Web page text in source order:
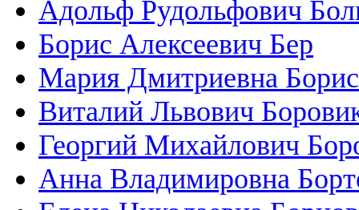
Адольф Рудольфович
Борис Алексеевич Бер
Мария Дмитриевна
Виталий Львович
Георгий Михайлович
Анна Владимировна